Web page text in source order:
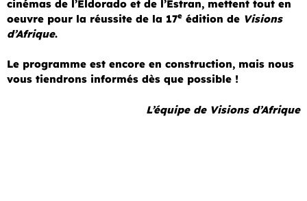
cinémas de l’Eldorado et de l’Estran, mettent tout en
oeuvre pour la réussite de la 17e édition de Visions
d’Afrique.
Le programme est encore en construction, mais nous
vous tiendrons informés dès que possible !
L’équipe de Visions d’Afrique